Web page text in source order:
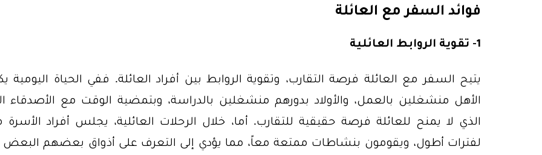
فوائد السفر مع العائلة
1- تقوية الروابط العائلية
يتيح السفر مع العائلة فرصة التقارب، وتقوية الروابط بين أفراد العائلة. ففي الحياة اليومية
الأهل منشغلين بالعمل، والأولاد بدورهم منشغلين بالدراسة، وبتمضية الوقت مع الأصدقاء
الذي لا يمنح للعائلة فرصة حقيقية للتقارب. أما، خلال الرحلات العائلية، يجلس أفراد الأسرة
لفترات أطول، ويقومون بنشاطات ممتعة معاً، مما يؤدي إلى التعرف على أذواق بعضهم